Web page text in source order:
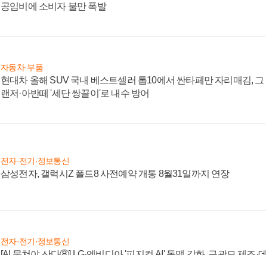
공임비에 소비자 불만 폭발
자동차·부품
현대차 올해 SUV 국내 베스트셀러 톱10에서 싼타페만 자리매김, 그
랜저·아반떼 '세단 쌍끌이'로 내수 방어
전자·전기·정보통신
삼성전자, 갤럭시Z 폴드8 사전예약 개통 8월31일까지 연장
전자·전기·정보통신